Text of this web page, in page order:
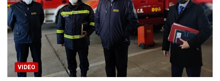
VIDEO